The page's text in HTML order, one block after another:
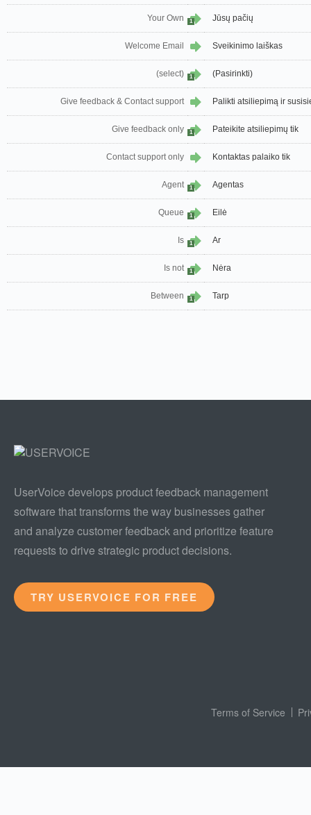
Your Own 1 Jūsų pačių
Welcome Email Sveikinimo laiškas
(select) 1 (Pasirinkti)
Give feedback & Contact support Palikti atsiliepimą ir
Give feedback only 1 Pateikite atsiliepimų tik
Contact support only Kontaktas palaiko tik
Agent 1 Agentas
Queue 1 Eilė
Is 1 Ar
Is not 1 Nėra
Between 1 Tarp
UserVoice develops product feedback management
software that transforms the way businesses gather
and analyze customer feedback and prioritize feature
requests to drive strategic product decisions.
TRY USERVOICE FOR FREE
Terms of Service